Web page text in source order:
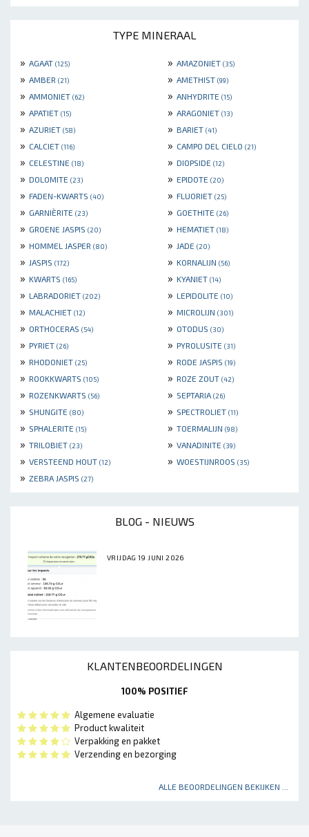
TYPE MINERAAL
» AGAAT (125) » AMAZONIET (35)
» AMBER (21) » AMETHIST (99)
» AMMONIET (62) » ANHYDRITE (15)
» APATIET (15) » ARAGONIET (13)
» AZURIET (58) » BARIET (41)
» CALCIET (116) » CAMPO DEL CIELO (21)
» CELESTINE (18) » DIOPSIDE (12)
» DOLOMITE (23) » EPIDOTE (20)
» FADEN-KWARTS (40) » FLUORIET (25)
» GARNIÈRITE (23) » GOETHITE (26)
» GROENE JASPIS (20) » HEMATIET (18)
» HOMMEL JASPER (80) » JADE (20)
» JASPIS (172) » KORNALIJN (56)
» KWARTS (165) » KYANIET (14)
» LABRADORIET (202) » LEPIDOLITE (10)
» MALACHIET (12) » MICROLIJN (301)
» ORTHOCERAS (54) » OTODUS (30)
» PYRIET (26) » PYROLUSITE (31)
» RHODONIET (25) » RODE JASPIS (19)
» ROOKKWARTS (105) » ROZE ZOUT (42)
» ROZENKWARTS (56) » SEPTARIA (26)
» SHUNGITE (80) » SPECTROLIET (11)
» SPHALERITE (15) » TOERMALIJN (98)
» TRILOBIET (23) » VANADINITE (39)
» VERSTEEND HOUT (12) » WOESTIJNROOS (35)
» ZEBRA JASPIS (27)
BLOG - NIEUWS
VRIJDAG 19 JUNI 2026
KLANTENBEOORDELINGEN
100% POSITIEF
Algemene evaluatie
Product kwaliteit
Verpakking en pakket
Verzending en bezorging
ALLE BEOORDELINGEN BEKIJKEN ...